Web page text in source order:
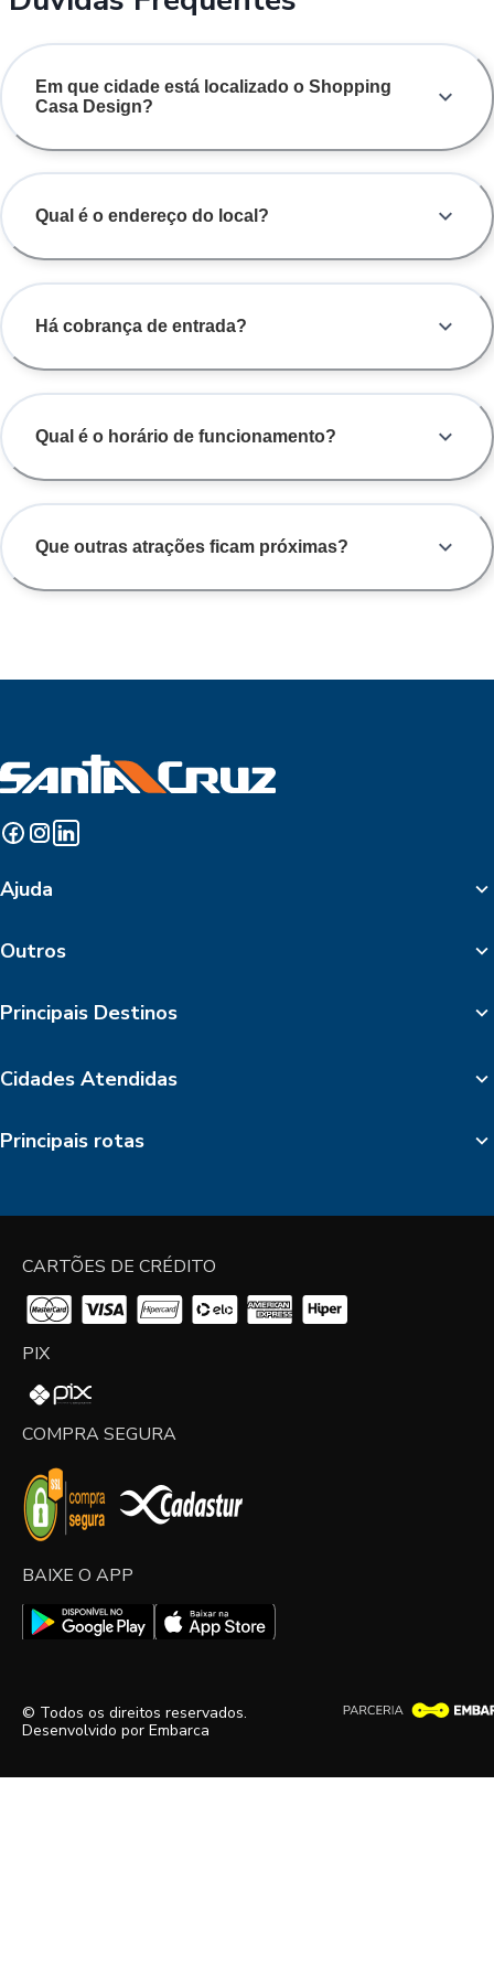
Em que cidade está localizado o Shopping
Casa Design?
Qual é o endereço do local?
Há cobrança de entrada?
Qual é o horário de funcionamento?
Que outras atrações ficam próximas?
Ajuda
Outros
Principais Destinos
Cidades Atendidas
Principais rotas
CARTÕES DE CRÉDITO
PIX
COMPRA SEGURA
BAIXE O APP
© Todos os direitos reservados.
Desenvolvido por Embarca